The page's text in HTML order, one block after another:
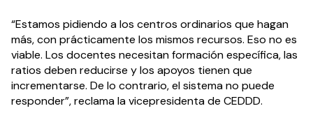
“Estamos pidiendo a los centros ordinarios que hagan
más, con prácticamente los mismos recursos. Eso no es
viable. Los docentes necesitan formación específica, las
ratios deben reducirse y los apoyos tienen que
incrementarse. De lo contrario, el sistema no puede
responder”, reclama la vicepresidenta de CEDDD.